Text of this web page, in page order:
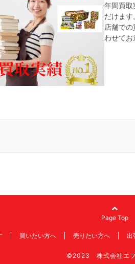
年間買
だけます
店舗で
わせてお
Page Top
買いたい方へ 売りたい方へ 出
©2023 株式会社エフ